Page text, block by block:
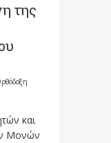
της
και
Μονών